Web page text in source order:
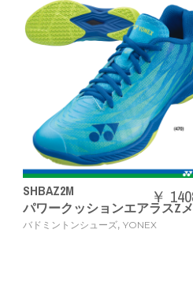
73JTB406
ACROSPEED6
バドミントンラケット,MIZUNO